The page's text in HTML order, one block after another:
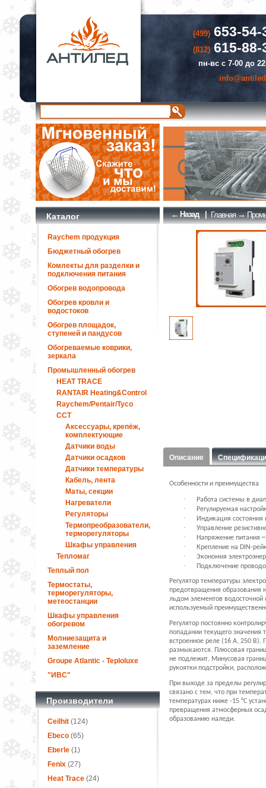
(499)653-54-
(812)615-88-
пн-вс с 7-00 до
Каталог
Raychem продукция
Бюджетный обогрев
Комлекты для разделки и
подключения питания
Обогрев водопровода
Обогрев кровли и
водостоков
Обогрев площадок,
ступеней и пандусов
Обогреваемые коврики,
зеркала
Промышленный обогрев
HEAT TRACE
RANTAIR Heating&Control
Raychem/Pentair/Tyco
ССТ
Аксессуары, крепёж,
комплектующие
Датчики воды
Датчики осадков
Датчики температуры
Кабель, лента
Маты, секции
Нагреватели
Регуляторы
Термопреобразователи,
терморегуляторы
Шкафы управления
Тепломаг
Теплый пол
Термостаты,
терморегуляторы,
метеостанции
Шкафы управления
обогревом
Молниезащита и
заземление
Groupe Atlantic - Teploluxe
"ИВС"
Производители
Ceilhit(124)
Ebeco(65)
Eberle(1)
Fenix(27)
Heat Trace(24)
← Назад | Главная→
Описание
Особенности и преимущества
· Работа системы в
· Регулируемая
· Индикация состояния
· Управление
· Напряжение питания
· Крепление на DIN-
· Экономия
· Подключение
Регулятор температуры
предотвращения образования
льдом элементов водосточной
используемый
Регулятор постоянно
попадании текущего значения
встроенное реле (16 А, 250 В).
размыкаются. Плюсовая
не подлежит. Минусовая
рукоятки подстройки,
При выходе за пределы
связано с тем, что при
температурах ниже -15 °С
превращения атмосферных
образованию наледи.